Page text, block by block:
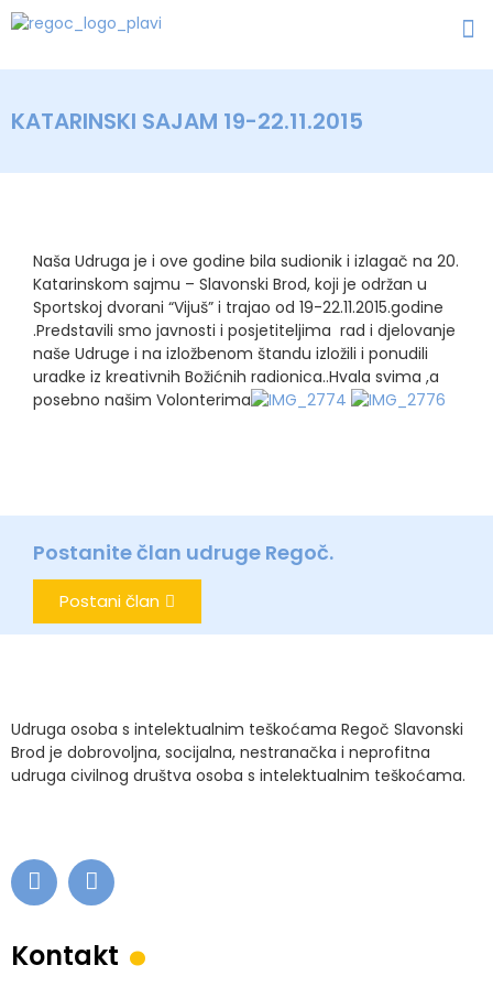
KATARINSKI SAJAM 19-22.11.2015
Naša Udruga je i ove godine bila sudionik i izlagač na 20.
Katarinskom sajmu – Slavonski Brod, koji je održan u
Sportskoj dvorani “Vijuš” i trajao od 19-22.11.2015.godine
.Predstavili smo javnosti i posjetiteljima rad i djelovanje
naše Udruge i na izložbenom štandu izložili i ponudili
uradke iz kreativnih Božićnih radionica..Hvala svima ,a
posebno našim Volonterima
Postanite član udruge Regoč.
Postani član
Udruga osoba s intelektualnim teškoćama Regoč Slavonski
Brod je dobrovoljna, socijalna, nestranačka i neprofitna
udruga civilnog društva osoba s intelektualnim teškoćama.
Kontakt .